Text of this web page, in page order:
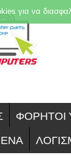
ΦΟΡΗΤΟΙ
για να